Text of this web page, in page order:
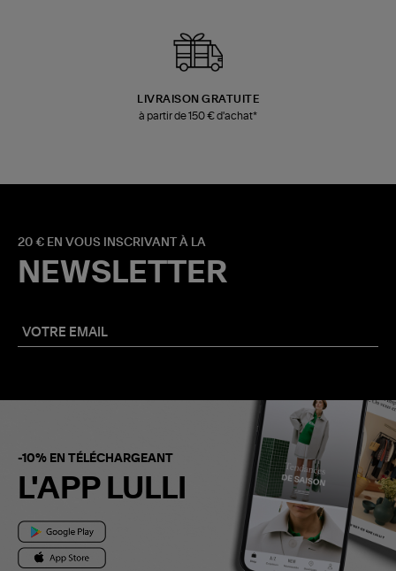
LIVRAISON GRATUITE
à partir de 150 € d'achat*
20 € EN VOUS INSCRIVANT À LA
NEWSLETTER
-10% EN TÉLÉCHARGEANT
L'APP LULLI